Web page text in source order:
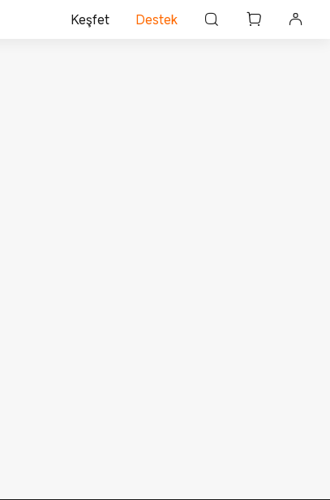
Keşfet Destek